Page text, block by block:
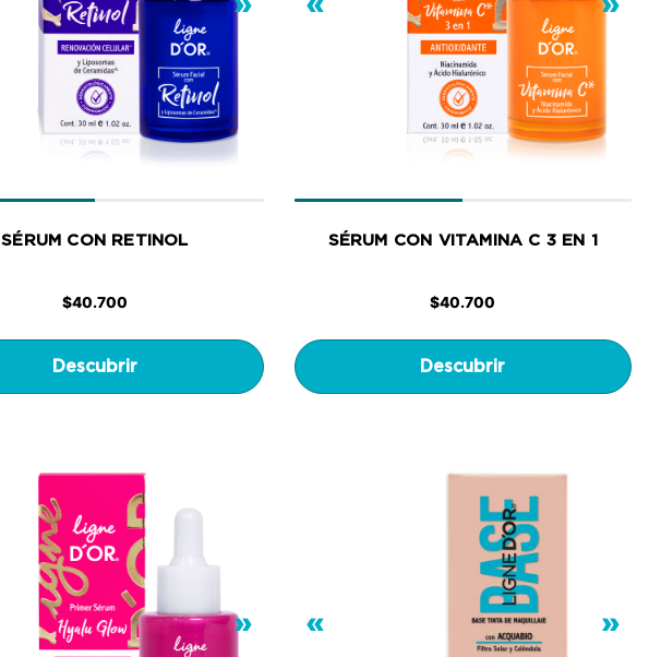
SÉRUM CON RETINOL
$40.700
Descubrir
SÉRUM CON VITAMINA C 3 EN 1
$40.700
Descubrir
» « »